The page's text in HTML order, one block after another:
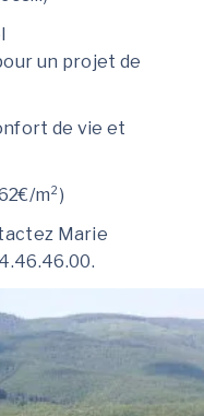
un projet de
de vie et
m²)
Marie